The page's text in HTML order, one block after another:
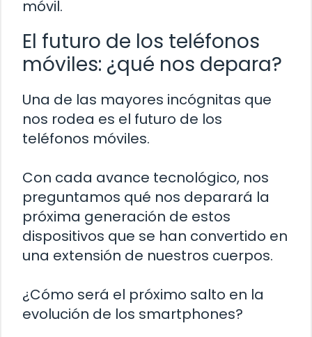
móvil.
El futuro de los teléfonos
móviles: ¿qué nos depara?
Una de las mayores incógnitas que
nos rodea es el futuro de los
teléfonos móviles.
Con cada avance tecnológico, nos
preguntamos qué nos deparará la
próxima generación de estos
dispositivos que se han convertido en
una extensión de nuestros cuerpos.
¿Cómo será el próximo salto en la
evolución de los smartphones?